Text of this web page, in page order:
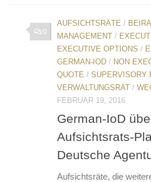
0
AUFSICHTSRÄTE /
MANAGEMENT /
EXECUTIVE OPTIONS /
GERMAN-IOD / NON
QUOTE / SUPERVISORY
VERWALTUNGSRAT /
FEBRUAR 19, 2016
German-IoD
Aufsichtsrats-
Deutsche
Aufsichtsräte, die